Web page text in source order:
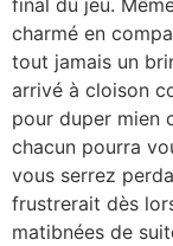
final du jeu.
charmé en
tout jamais un
arrivé à cloison
pour duper mien
chacun pourra
vous serrez
frustrerait dès
matibnées de